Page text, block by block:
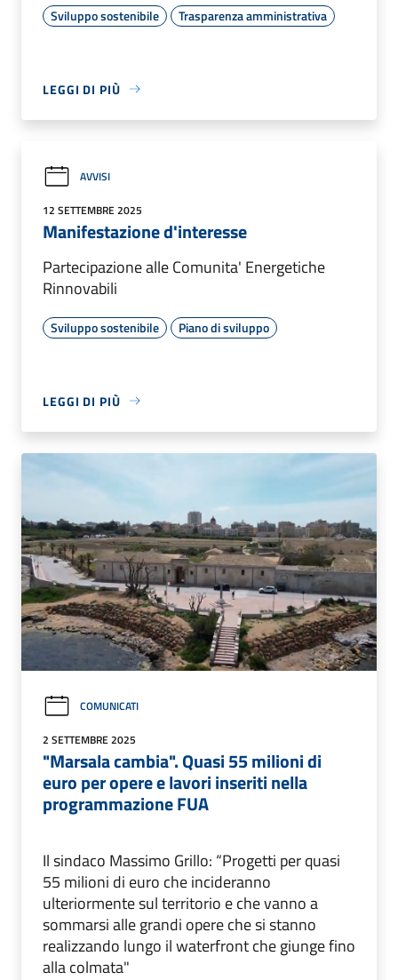
Sviluppo sostenibile
Trasparenza amministrativa
LEGGI DI PIÙ
AVVISI
12 SETTEMBRE 2025
Manifestazione d'interesse
Partecipazione alle Comunita' Energetiche
Rinnovabili
Sviluppo sostenibile Piano di sviluppo
LEGGI DI PIÙ
COMUNICATI
2 SETTEMBRE 2025
"Marsala cambia". Quasi 55 milioni di
euro per opere e lavori inseriti nella
programmazione FUA
Il sindaco Massimo Grillo: “Progetti per quasi
55 milioni di euro che incideranno
ulteriormente sul territorio e che vanno a
sommarsi alle grandi opere che si stanno
realizzando lungo il waterfront che giunge fino
alla colmata"